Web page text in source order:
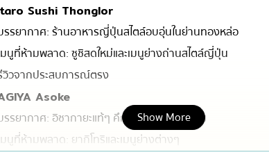
ร้านอาหารญี่ปุ่นแบบดั้งเดิม
ทาโกะยากิ
โอเด้ง/เมนูตุ๋นสไตล์ญี่ปุ่น
อาหารชุด/อาหารญี่ปุ่นสไตล์โฮมคุกกิ้ง
เบนโตะ/บริการส่งอาหารญี่ปุ่น
สมุทรสาคร
ภูเก็ต
พระราม4
Sushi Thonglor
รรยากาศ: ร้านอาหารญี่ปุ่นสไตล์อบอุ่นในย่านทองหล่อ
มนูที่ห้ามพลาด: ซูชิสดใหม่และเมนูย่างถ่านสไตล์ญี่ปุ่น
วิวจากประสบการณ์ตรง
Asoke
รรยากาศ: อิซากายะแท้ๆ คึกคักเหมือนอยู่ญี่ปุ่น
มนูที่ห้ามพลาด: ยากิโทริและเมนูย่างต่างๆ
Show More